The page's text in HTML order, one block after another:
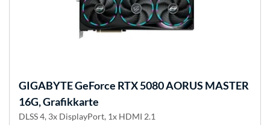
GIGABYTEGeForce RTX 5080 AORUS MASTER
16G, Grafikkarte
DLSS 4, 3x DisplayPort, 1x HDMI 2.1